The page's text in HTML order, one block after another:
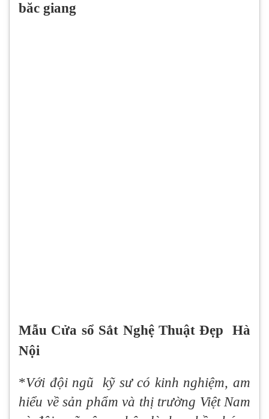
băc giang
Mẫu Cửa sổ Sắt Nghệ Thuật Đẹp Hà
Nội
*Với đội ngũ kỹ sư có kinh nghiệm, am
hiểu về sản phẩm và thị trường Việt Nam